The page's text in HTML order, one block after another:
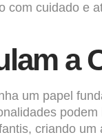
cuidado e
a
um papel
criando